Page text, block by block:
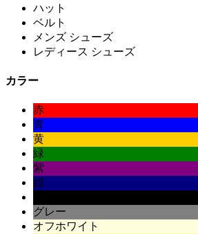
ハット
ベルト
メンズ シューズ
レディース シューズ
カラー
赤
青
黄
緑
紫
紺
グレー
オフホワイト